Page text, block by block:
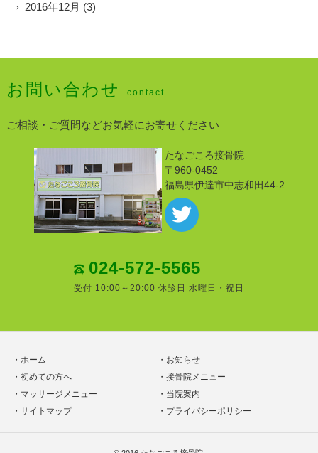
2016年12月 (3)
お問い合わせ contact
ご相談・ご質問などお気軽にお寄せください
たなごころ接骨院
〒960-0452
福島県伊達市中志和田44-2
024-572-5565
受付 10:00～20:00 休診日 水曜日・祝日
ホーム
お知らせ
初めての方へ
接骨院メニュー
マッサージメニュー
当院案内
サイトマップ
プライバシーポリシー